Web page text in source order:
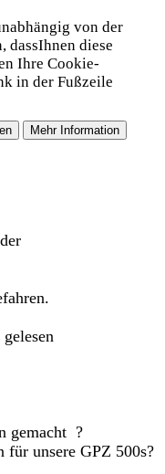
von der
dassIhnen diese
Ihre Cookie-
in der Fußzeile
gemacht ?
für unsere GPZ 500s?